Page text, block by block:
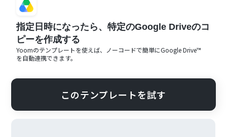
指定日時になったら、特定のGoogle Driveのコ
ピーを作成する
Yoomのテンプレートを使えば、ノーコードで簡単にGoogle Drive™
を自動連携できます。
このテンプレートを試す